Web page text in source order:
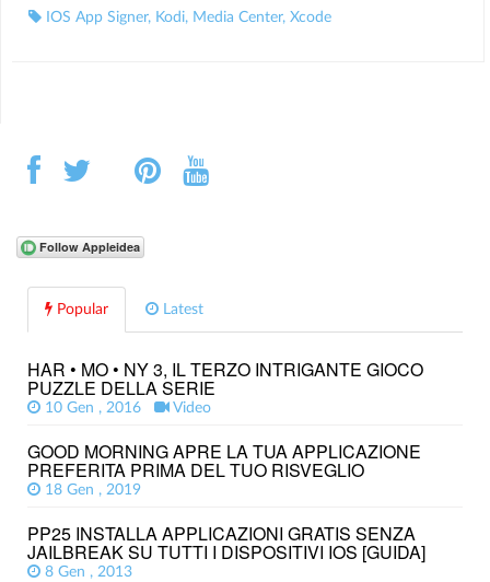
IOS App Signer, Kodi, Media Center, Xcode
Popular Latest
HAR • MO • NY 3, IL TERZO INTRIGANTE GIOCO
PUZZLE DELLA SERIE
10 Gen , 2016 Video
GOOD MORNING APRE LA TUA APPLICAZIONE
PREFERITA PRIMA DEL TUO RISVEGLIO
18 Gen , 2019
PP25 INSTALLA APPLICAZIONI GRATIS SENZA
JAILBREAK SU TUTTI I DISPOSITIVI IOS [GUIDA]
8 Gen , 2013